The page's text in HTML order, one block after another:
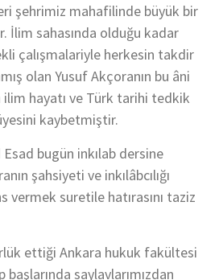
şehrimiz mahafilinde büyük bir
İlim sahasında olduğu kadar
çalışmalariyle herkesin takdir
olan Yusuf Akçoranın bu âni
hayatı ve Türk tarihi tedkik
kaybetmiştir.
bugün inkılab dersine
şahsiyeti ve inkılâbcılığı
vermek suretile hatırasını taziz
ettiği Ankara hukuk fakültesi
saylavlarımızdan